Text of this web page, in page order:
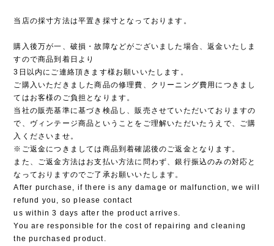
当店の採寸方法は平置き採寸となっております。
購入後万が一、破損・故障などがございました場合、返金いたしま
すので商品到着日より
3日以内にご連絡頂きます様お願いいたします。
ご購入いただきました商品の修理費、クリーニング費用につきまし
てはお客様のご負担となります。
当社の販売基準に基づき検品し、販売させていただいておりますの
で、ヴィンテージ商品ということをご理解いただいたうえで、ご購
入くださいませ。
※ご返金につきましては商品到着確認後のご返金となります。
また、ご返金方法はお支払い方法に問わず、銀行振込のみの対応と
なっておりますのでご了承お願いいたします。
After purchase, if there is any damage or malfunction, we will
refund you, so please contact
us within 3 days after the product arrives.
You are responsible for the cost of repairing and cleaning
the purchased product.